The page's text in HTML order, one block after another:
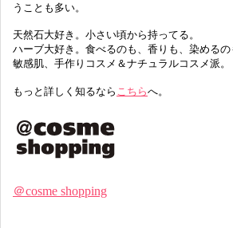
うことも多い。
天然石大好き。小さい頃から持ってる。
ハーブ大好き。食べるのも、香りも、染めるの
敏感肌、手作りコスメ＆ナチュラルコスメ派。
もっと詳しく知るなら こちらへ。
＠cosme shopping